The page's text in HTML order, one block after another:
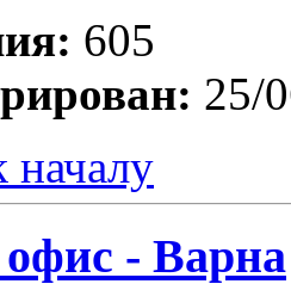
605
25/
началу
- Варна